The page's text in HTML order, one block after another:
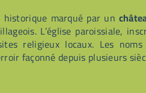
marqué par un
L’église paroissiale,
religieux locaux. Les
façonné depuis plusieurs